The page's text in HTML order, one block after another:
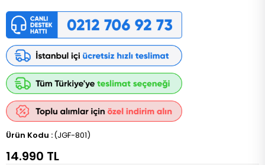
(JGF-801)
14.990 TL